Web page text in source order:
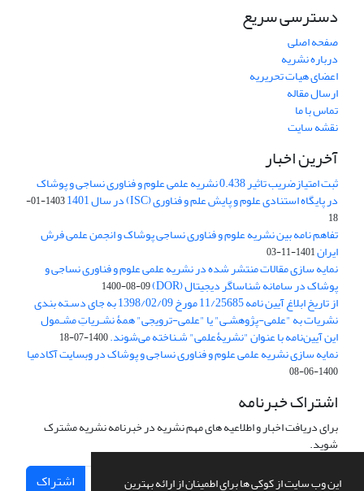
این وب سایت از کوکی ها برای اطمینان از ارائه بهترین
دسترسی سریع
صفحه اصلی
درباره نشریه
اعضای هیات تحریریه
ارسال مقاله
تماس با ما
نقشه سایت
آخرین اخبار
ثبت امتیازضریب تاثیر 0.438 نشریه علمی علوم و فناوری نساجی و پوشاک
در پایگاه استنادی علوم و پایش علم و فناوری (ISC) در سال 1401
1403-01-
18
تفاهم نامه بین نشریه علوم و فناوری نساجی پوشاک و انجمن علمی فرش
ایران1401-11-03
نمایه سازی مقالات منتشر شده در نشریه علمی علوم و فناوری نساجی و
پوشاک در سامانه شناساگر دیجیتال (DOR) 1400-08-09
از تاریخ ابلاغ آیین نامه 11/25685 مورخ 1398/02/09 به جای دسـته بندی
نشریات به "علمی-پژوهشـی" یا "علمی-ترویجی" همۀ نشـریاتِ مشـمول
این آیین‌نامه با عنوان "نشریۀعلمی" شـناخته می‌شوند.1400-07-18
نمایه سازی نشریه علمی علوم و فناوری نساجی و پوشاک در وبسایت آکادمیا
1400-06-08
اشتراک خبرنامه
برای دریافت اخبار و اطلاعیه های مهم نشریه در خبرنامه نشریه مشترک
شوید.
اشتراک